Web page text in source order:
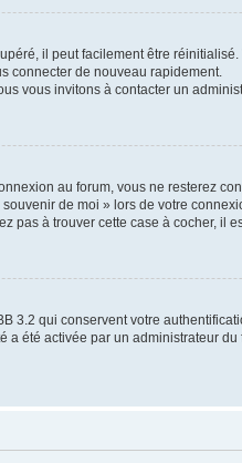
il peut facilement être
connecter de nouveau rapidement.
vous invitons à contacter un
au forum, vous ne resterez
de moi » lors de votre
pas à trouver cette case à cocher, il
3.2 qui conservent votre
a été activée par un administrateur